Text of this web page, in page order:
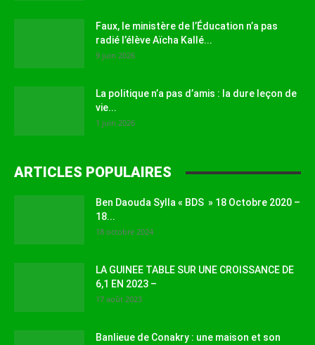
Faux, le ministère de l’Éducation n’a pas
radié l’élève Aïcha Kallé...
9 juin 2026
La politique n’a pas d’amis : la dure leçon de
vie...
1 juin 2026
ARTICLES POPULAIRES
Ben Daouda Sylla « BDS » 18 Octobre 2020 –
18...
18 octobre 2024
LA GUINEE TABLE SUR UNE CROISSANCE DE
6,1 EN 2023 –
17 août 2023
Banlieue de Conakry : une maison et son